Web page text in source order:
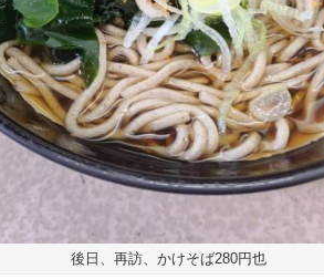
後日、再訪、かけそば280円也